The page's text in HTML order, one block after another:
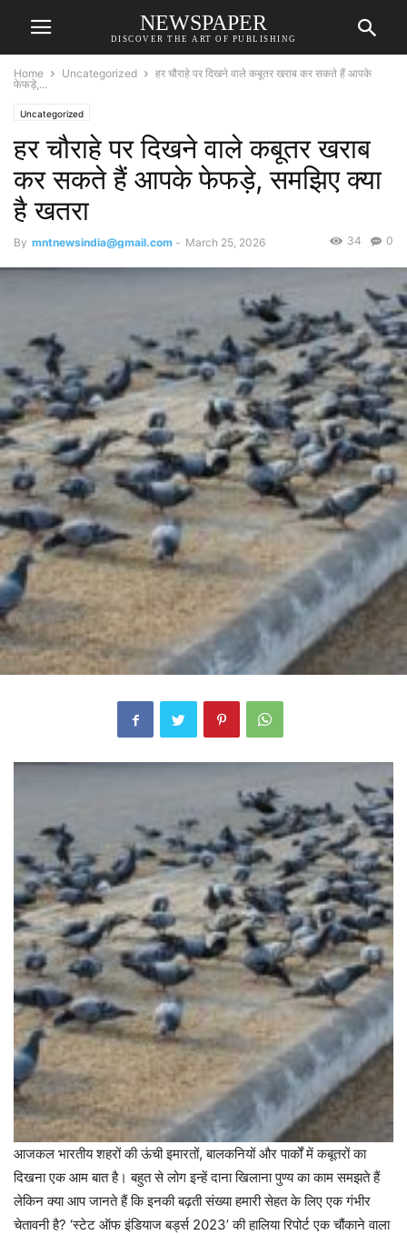
NEWSPAPER
DISCOVER THE ART OF PUBLISHING
Home Uncategorized
हर चौराहे पर दिखने वाले कबूतर खराब कर सकते हैं आपके
फेफड़े,...
Uncategorized
हर चौराहे पर दिखने वाले कबूतर खराब
कर सकते हैं आपके फेफड़े, समझिए क्या
है खतरा
By mntnewsindia@gmail.com - March 25, 2026 0
34
आजकल भारतीय शहरों की ऊंची इमारतों, बालकनियों और पार्कों में कबूतरों का
दिखना एक आम बात है। बहुत से लोग इन्हें दाना खिलाना पुण्य का काम समझते हैं
लेकिन क्या आप जानते हैं कि इनकी बढ़ती संख्या हमारी सेहत के लिए एक गंभीर
चेतावनी है? ‘स्टेट ऑफ इंडियाज बर्ड्स 2023’ की हालिया रिपोर्ट एक चौंकाने वाला